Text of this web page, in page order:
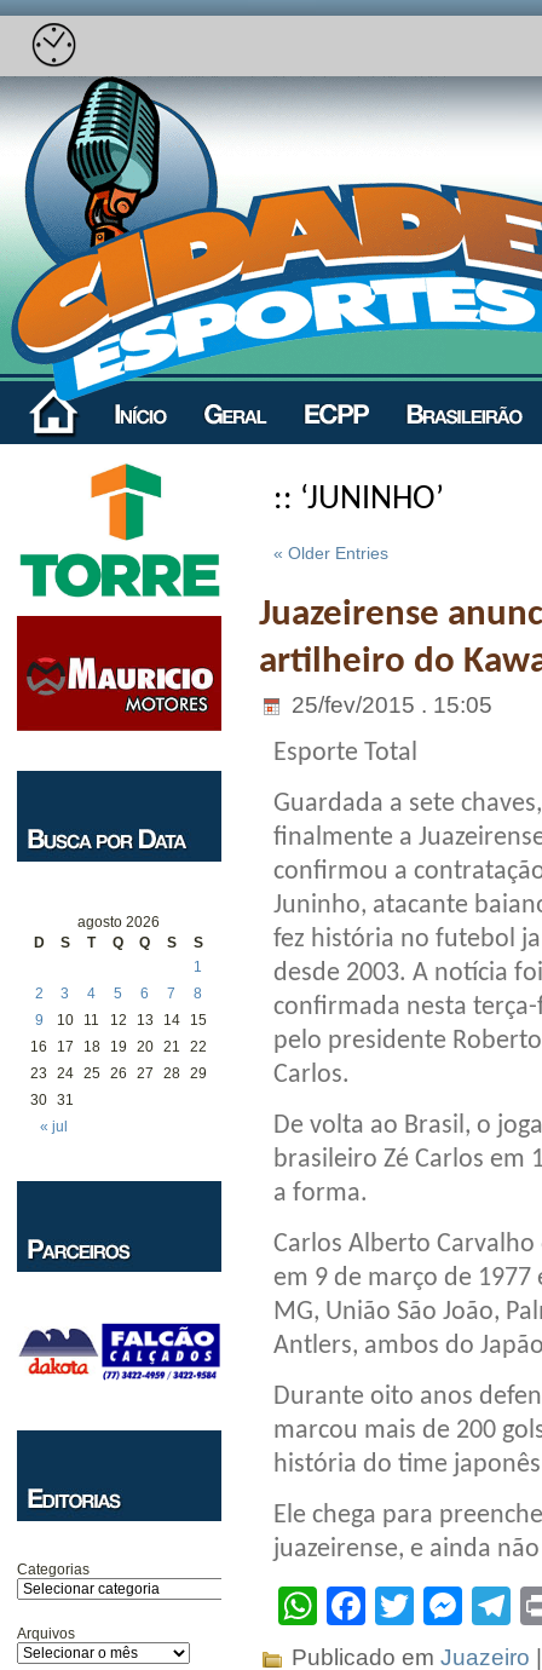
agosto 2026
D
S T Q Q S S
« jul
1
2
3 4 5 6 7
8
9
10 11 12 13 14
15
16
17 18 19 20 21
22
23
24 25 26 27 28 29
30 31
Categorias
Arquivos
:: ‘JUNINHO’
« Older Entries
Juazeirense
artilheiro do
25/fev/2015 . 15:05
Esporte Total
Guardada a sete chaves,
finalmente a
confirmou a
Juninho, atacante
fez história no futebol
desde 2003. A notícia foi
confirmada nesta
pelo presidente Roberto
Carlos.
De volta ao Brasil, o
brasileiro Zé Carlos em
a forma.
Carlos Alberto Carvalho
em 9 de março de 1977
MG, União São João,
Antlers, ambos do
Durante oito anos
marcou mais de 200
história do time
Ele chega para
juazeirense, e ainda
WhatsApp
Facebook
Twitter
Publicado em Juazeiro